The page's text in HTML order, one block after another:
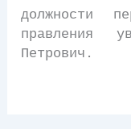
должности
правления
Петрович.